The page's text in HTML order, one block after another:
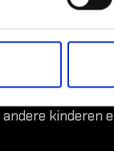
Club goed door
toepassing diens
mogen. Zodra
(leeftijd/
andere kinderen